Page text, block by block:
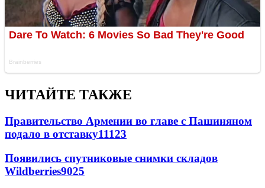
ЧИТАЙТЕ ТАКЖЕ
Правительство Армении во главе с Пашиняном
подало в отставку11123
Появились спутниковые снимки складов
Wildberries9025